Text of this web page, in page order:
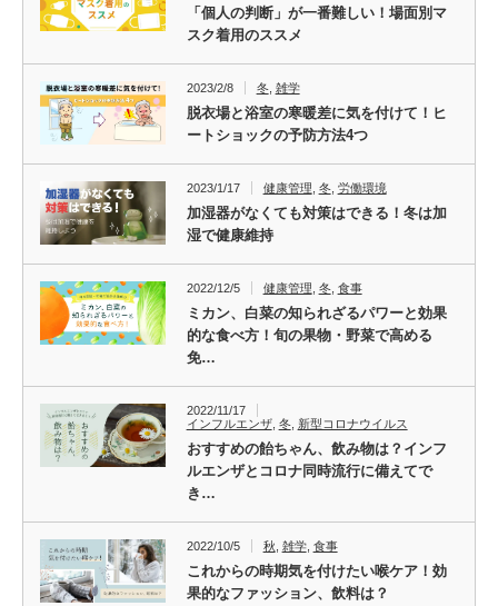
「個人の判断」が一番難しい！場面別マ
スク着用のススメ
2023/2/8 冬, 雑学
脱衣場と浴室の寒暖差に気を付けて！ヒ
ートショックの予防方法4つ
2023/1/17 健康管理 冬, 労働環境
加湿器がなくても対策はできる！冬は加
湿で健康維持
2022/12/5 健康管理 冬, 食事
ミカン、白菜の知られざるパワーと効果
的な食べ方！旬の果物・野菜で高める
免…
2022/11/17
インフルエンザ, 冬, 新型コロナウイルス
おすすめの飴ちゃん、飲み物は？インフ
ルエンザとコロナ同時流行に備えてで
き…
2022/10/5 秋 雑学, 食事
これからの時期気を付けたい喉ケア！効
果的なファッション、飲料は？